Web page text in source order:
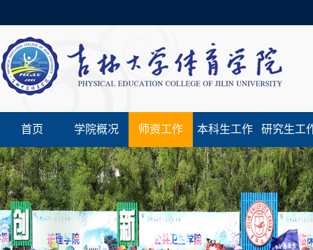
首页 学院概况 师资工作 本科生工作 研究生工